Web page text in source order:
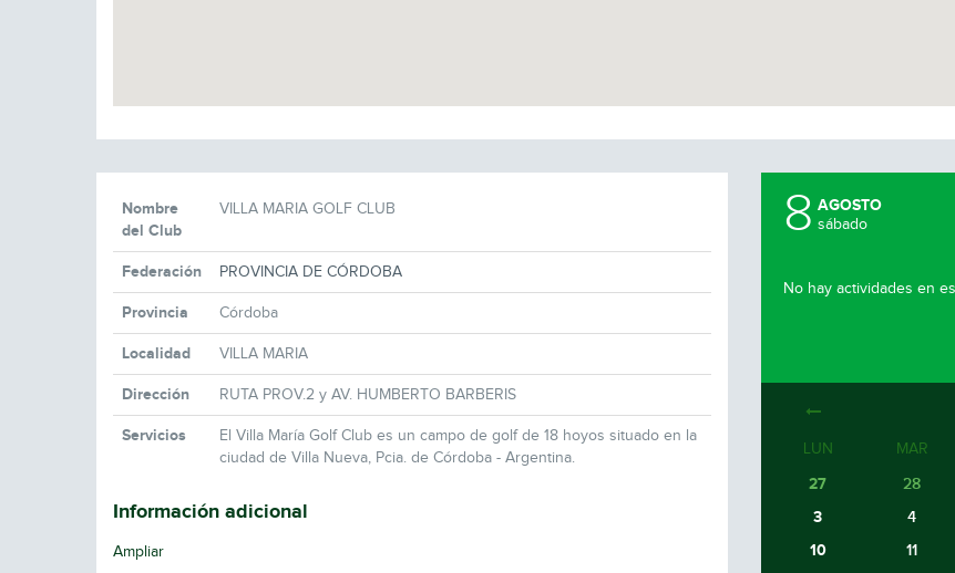
Nombre
del Club
VILLA MARIA GOLF CLUB
Federación PROVINCIA DE CÓRDOBA
Provincia Córdoba
Localidad VILLA MARIA
Dirección RUTA PROV.2 y AV. HUMBERTO BARBERIS
Servicios
El Villa María Golf Club es un campo de golf de 18 hoyos situado en la
ciudad de Villa Nueva, Pcia. de Córdoba - Argentina.
Información adicional
Ampliar
8 AGOSTO
sábado
No hay actividades en
LUN MAR
27 28
3
4
10
11